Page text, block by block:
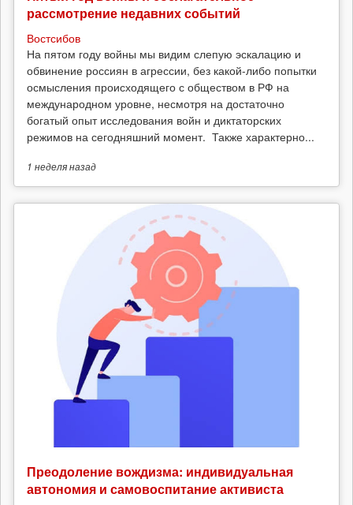
рассмотрение недавних событий
Востсибов
На пятом году войны мы видим слепую эскалацию и
обвинение россиян в агрессии, без какой-либо попытки
осмысления происходящего с обществом в РФ на
международном уровне, несмотря на достаточно
богатый опыт исследования войн и диктаторских
режимов на сегодняшний момент. Также характерно...
1 неделяназад
Преодоление вождизма: индивидуальная
автономия и самовоспитание активиста